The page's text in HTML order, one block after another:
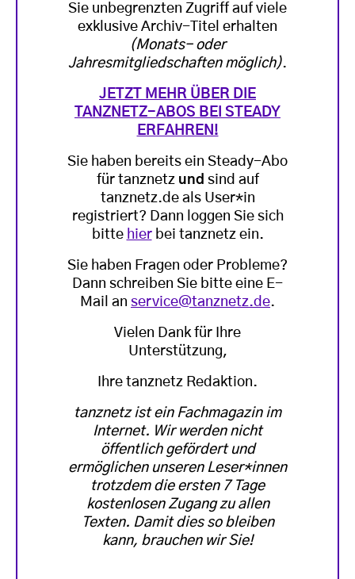
Sie unbegrenzten Zugriff auf viele
exklusive Archiv-Titel erhalten
(Monats- oder
Jahresmitgliedschaften möglich).
JETZT MEHR ÜBER DIE
TANZNETZ-ABOS BEI STEADY
ERFAHREN!
Sie haben bereits ein Steady-Abo
für tanznetz und sind auf
tanznetz.de als User*in
registriert? Dann loggen Sie sich
bitte hierbei tanznetz ein.
Sie haben Fragen oder Probleme?
Dann schreiben Sie bitte eine E-
Mail an service@tanznetz.de.
Vielen Dank für Ihre
Unterstützung,
Ihre tanznetz Redaktion.
tanznetz ist ein Fachmagazin im
Internet. Wir werden nicht
öffentlich gefördert und
ermöglichen unseren Leser*innen
trotzdem die ersten 7 Tage
kostenlosen Zugang zu allen
Texten. Damit dies so bleiben
kann, brauchen wir Sie!